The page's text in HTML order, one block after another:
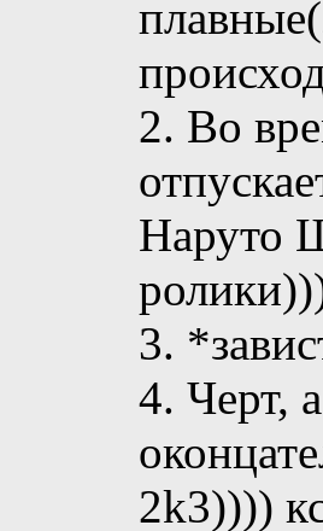
2. Во
Наруто
3.
4. Черт,
2k3))))